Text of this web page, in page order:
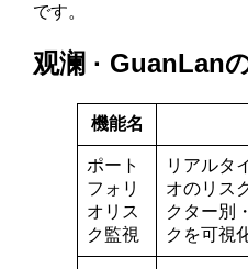
です。
观澜 · GuanLan
機能名
ポート
フォリ
オリス
ク監視
リアルタ
オのリス
クター別
クを可視